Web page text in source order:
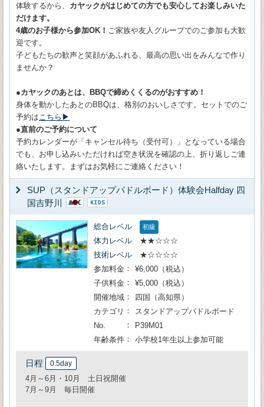
体験するから、 カヤックがはじめての方でも安心してお楽しみいた
だけます。
4歳のお子様から参加OK！ ご家族や友人グループでのご参加も大歓
迎です。
子どもたちの歓声と笑顔があふれる、最高の思い出をみんなで作り
ませんか？
●カヤックのあとは、BBQで締めくくるのがおすすめ！
身体を動かしたあとのBBQは、格別のおいしさです。セットでのご
予約はこちら▶
●直前のご予約について
予約カレンダーが「キャンセル待ち（受付可）」となっている場合
でも、お申し込みいただければ空き状況を確認の上、折り返しご連
絡いたします。まずはお気軽にご連絡ください！
SUP（スタンドアップパドルボード）体験会Halfday 四
国吉野川
総合レベル 初級
体力レベル
★★☆☆☆
技術レベル
★☆☆☆☆
参加料金
¥6,000（税込）
子供料金
¥5,000（税込）
開催地域
四国（高知県）
カテゴリ
スタンドアップパドルボード
No.
P39M01
年齢条件
小学校1年生以上参加可能
日程 0.5day
4月～6月・10月 土日祝開催
7月～9月 毎日開催